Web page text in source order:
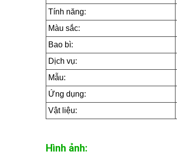
Tính năng:
Màu sắc:
Bao bì:
Dịch vụ:
Mẫu:
Ứng dụng:
Vật liệu:
Hình ảnh: